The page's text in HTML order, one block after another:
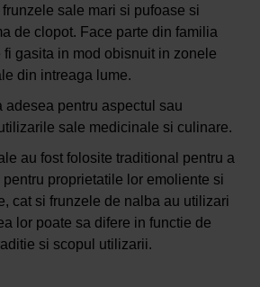
sale mari si pufoase si
de clopot. Face parte din familia
fi gasita in mod obisnuit in zonele
din intreaga lume.
adesea pentru aspectul sau
sale medicinale si culinare.
au fost folosite traditional pentru a
proprietatile lor emoliente si
cat si frunzele de nalba au utilizari
lor poate sa difere in functie de
si scopul utilizarii.